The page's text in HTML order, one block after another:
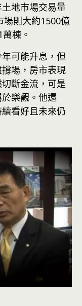
地市場交易量
場則大約1500億
棟。
可能升息，但
場，房市表現
斷金流，可是
樂觀。他還
看好且未來仍